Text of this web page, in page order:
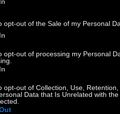
opt-out of the Sale of my Personal
opt-out of processing my Personal
opt-out of Collection, Use,
Data that Is Unrelated with
το 2013. Η
δημοσιότητα και
προσφοράς.
ότι τα χρήματα που
τα οποία είχαν
στον λογαριασμό